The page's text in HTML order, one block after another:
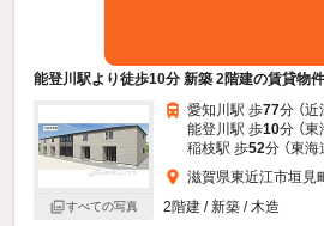
能登川駅より徒歩10分 新築 2階建の賃貸物件
すべての写真
愛知川駅 歩77分 （近
能登川駅 歩10分 （東
稲枝駅 歩52分 （東海
滋賀県東近江市垣見
2階建 / 新築 / 木造